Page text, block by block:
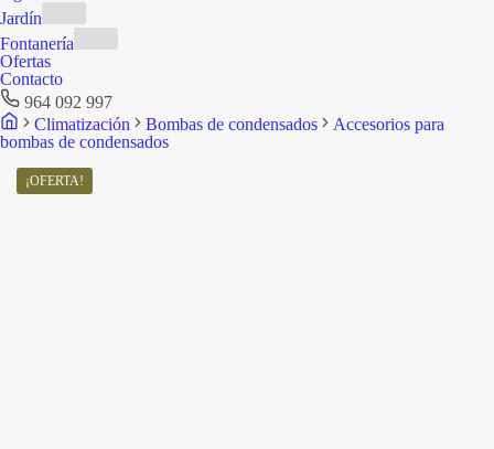
Jardín
Fontanería
Ofertas
Contacto
964 092 997
Climatización
Bombas de condensados
Accesorios para
bombas de condensados
¡OFERTA!